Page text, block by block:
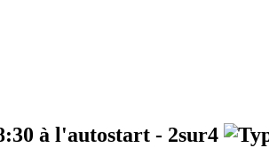
à l'autostart - 2sur4